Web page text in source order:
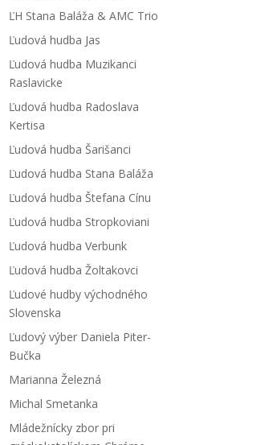
ĽH Stana Baláža & AMC Trio
Ľudová hudba Jas
Ľudová hudba Muzikanci
Raslavicke
Ľudová hudba Radoslava
Kertisa
Ľudová hudba Šarišanci
Ľudová hudba Stana Baláža
Ľudová hudba Štefana Cínu
Ľudová hudba Stropkoviani
Ľudová hudba Verbunk
Ľudová hudba Žoltakovci
Ľudové hudby východného
Slovenska
Ľudový výber Daniela Piter-
Bučka
Marianna Železná
Michal Smetanka
Mládežnícky zbor pri